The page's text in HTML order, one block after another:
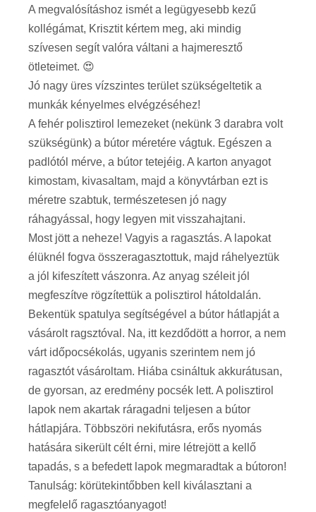
A megvalósításhoz ismét a legügyesebb kezű
kollégámat, Krisztit kértem meg, aki mindig
szívesen segít valóra váltani a hajmeresztő
ötleteimet. 😍
Jó nagy üres vízszintes terület szükségeltetik a
munkák kényelmes elvégzéséhez!
A fehér polisztirol lemezeket (nekünk 3 darabra volt
szükségünk) a bútor méretére vágtuk. Egészen a
padlótól mérve, a bútor tetejéig. A karton anyagot
kimostam, kivasaltam, majd a könyvtárban ezt is
méretre szabtuk, természetesen jó nagy
ráhagyással, hogy legyen mit visszahajtani.
Most jött a neheze! Vagyis a ragasztás. A lapokat
élüknél fogva összeragasztottuk, majd ráhelyeztük
a jól kifeszített vászonra. Az anyag széleit jól
megfeszítve rögzítettük a polisztirol hátoldalán.
Bekentük spatulya segítségével a bútor hátlapját a
vásárolt ragsztóval. Na, itt kezdődött a horror, a nem
várt időpocsékolás, ugyanis szerintem nem jó
ragasztót vásároltam. Hiába csináltuk akkurátusan,
de gyorsan, az eredmény pocsék lett. A polisztirol
lapok nem akartak ráragadni teljesen a bútor
hátlapjára. Többszöri nekifutásra, erős nyomás
hatására sikerült célt érni, mire létrejött a kellő
tapadás, s a befedett lapok megmaradtak a bútoron!
Tanulság: körütekintőbben kell kiválasztani a
megfelelő ragasztóanyagot!